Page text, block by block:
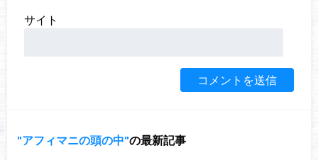
サイト
アフィマニの頭の中 の最新記事